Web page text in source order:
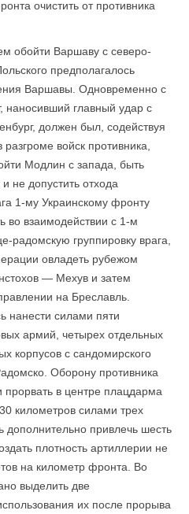
очистить от противника
обойти Варшаву с северо-
предполагалось
Варшавы. Одновременно с
наносивший главный удар с
должен был, содействуя
войск противника,
Модлин с запада, быть
не допустить отхода
1-му Украинскому фронту
во взаимодействии с 1-м
радомскую группировку врага,
овладеть рубежом
— Мехув и затем
на Бреславль.
нанести силами пяти
армий, четырех отдельных
корпусов с сандомирского
Оборону противника
в центре плацдарма
километров силами трех
дополнительно привлечь шесть
плотность артиллерии не
на километр фронта. Во
выделить две
их после прорыва